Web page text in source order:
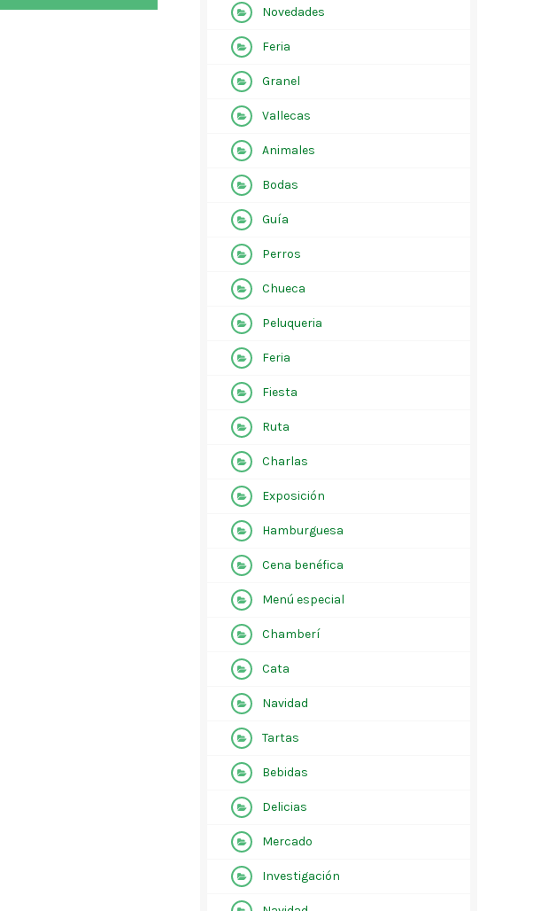
Novedades
Feria
Granel
Vallecas
Animales
Bodas
Guía
Perros
Chueca
Peluqueria
Feria
Fiesta
Ruta
Charlas
Exposición
Hamburguesa
Cena benéfica
Menú especial
Chamberí
Cata
Navidad
Tartas
Bebidas
Delicias
Mercado
Investigación